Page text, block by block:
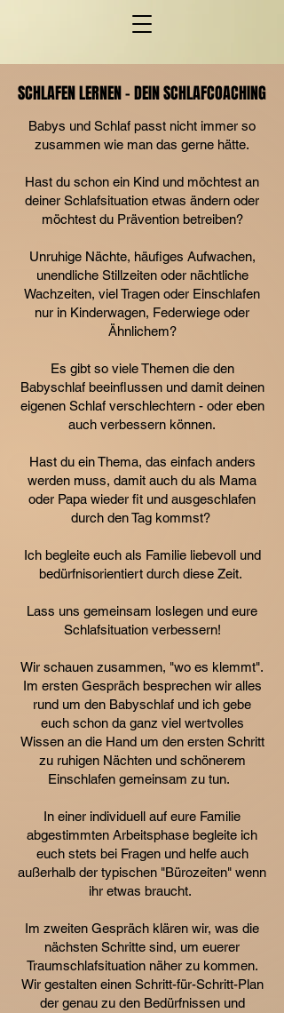
SCHLAFEN LERNEN - DEIN SCHLAFCOACHING
SCHLAFEN LERNEN - DEIN SCHLAFCOACHING
Babys und Schlaf passt nicht immer so
zusammen wie man das gerne hätte.
Hast du schon ein Kind und möchtest an
deiner Schlafsituation etwas ändern oder
möchtest du Prävention betreiben?
Unruhige Nächte, häufiges Aufwachen,
unendliche Stillzeiten oder nächtliche
Wachzeiten, viel Tragen oder Einschlafen
nur in Kinderwagen, Federwiege oder
Ähnlichem?
Es gibt so viele Themen die den
Babyschlaf beeinflussen und damit deinen
eigenen Schlaf verschlechtern - oder eben
auch verbessern können.
Hast du ein Thema, das einfach anders
werden muss, damit auch du als Mama
oder Papa wieder fit und ausgeschlafen
durch den Tag kommst?
Ich begleite euch als Familie liebevoll und
bedürfnisorientiert durch diese Zeit.
Lass uns gemeinsam loslegen und eure
Schlafsituation verbessern!
Wir schauen zusammen, "wo es klemmt".
Im ersten Gespräch besprechen wir alles
rund um den Babyschlaf und ich gebe
euch schon da ganz viel wertvolles
Wissen an die Hand um den ersten Schritt
zu ruhigen Nächten und schönerem
Einschlafen gemeinsam zu tun.
In einer individuell auf eure Familie
abgestimmten Arbeitsphase begleite ich
euch stets bei Fragen und helfe auch
außerhalb der typischen "Bürozeiten" wenn
ihr etwas braucht.
Im zweiten Gespräch klären wir, was die
nächsten Schritte sind, um euerer
Traumschlafsituation näher zu kommen.
Wir gestalten einen Schritt-für-Schritt-Plan
der genau zu den Bedürfnissen und